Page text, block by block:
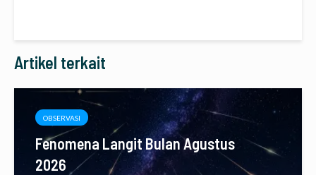
Artikel terkait
OBSERVASI
Fenomena Langit Bulan Agustus
2026